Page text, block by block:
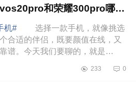
和荣耀300pro哪个
机#
选择一款手机，就像挑选
合适的伴侣，既要颜值在线，又
谱。今天我们要聊的，就是
尚又具备实力，让你一眼就心动。
233 0